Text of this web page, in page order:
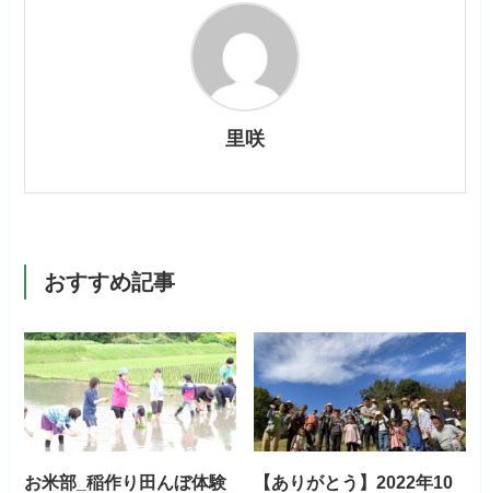
里咲
おすすめ記事
お米部_稲作り田んぼ体験
【ありがとう】2022年10